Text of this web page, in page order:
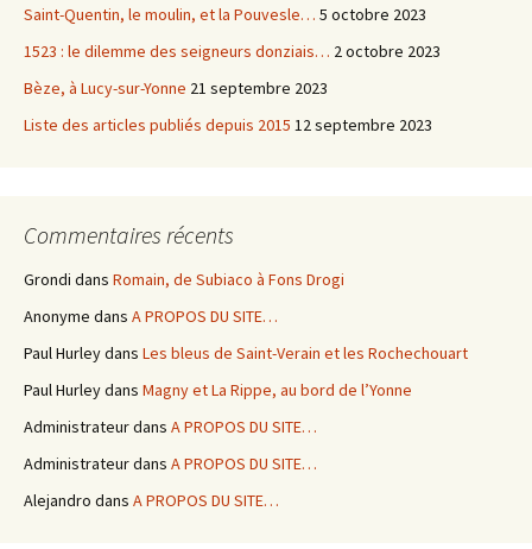
Saint-Quentin, le moulin, et la Pouvesle… 5 octobre 2023
1523 : le dilemme des seigneurs donziais… 2 octobre 2023
Bèze, à Lucy-sur-Yonne 21 septembre 2023
Liste des articles publiés depuis 2015 12 septembre 2023
Commentaires récents
Grondi dans Romain, de Subiaco à Fons Drogi
Anonyme dans A PROPOS DU SITE…
Paul Hurleydans Les bleus de Saint-Verain et les Rochechouart
Paul Hurleydans Magny et La Rippe, au bord de l’Yonne
Administrateurdans A PROPOS DU SITE…
Administrateurdans A PROPOS DU SITE…
Alejandro dans A PROPOS DU SITE…